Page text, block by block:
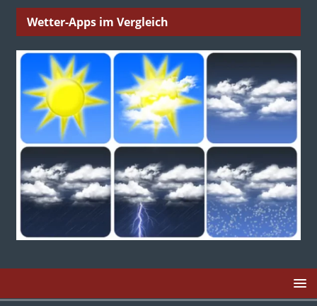
Wetter-Apps im Vergleich